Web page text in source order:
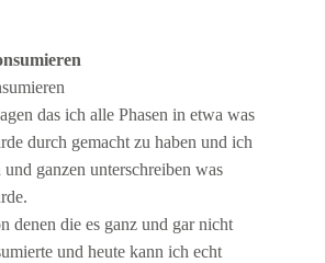
das ich alle Phasen in etwa was
durch gemacht zu haben und ich
ganzen unterschreiben was
denen die es ganz und gar nicht
und heute kann ich echt